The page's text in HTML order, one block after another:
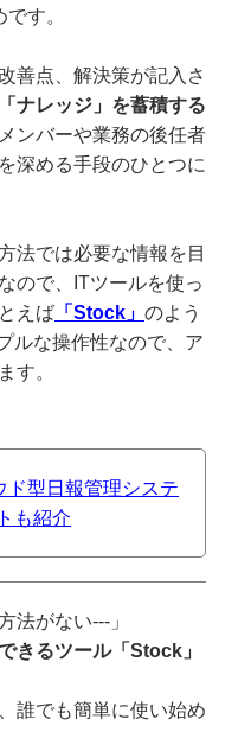
す。
善点、解決策が記入さ
ナレッジ」を蓄積する
ンバーや業務の後任者
深める手段のひとつに
法では必要な情報を目
ので、ITツールを使っ
えば 「Stock」 のよう
ルな操作性なので、ア
す。
ド型日報管理システ
も紹介
法がない---」
きるツール「Stock」
誰でも簡単に使い始め